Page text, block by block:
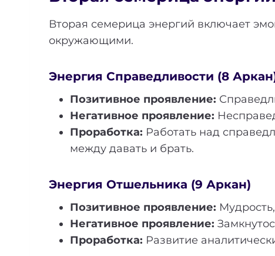
Вторая семерица энергий включает
окружающими.
Энергия Справедливости (8
Позитивное проявление:
Негативное проявление:
Проработка: Работать над
между давать и брать.
Энергия Отшельника (9 Аркан)
Позитивное проявление:
Негативное проявление:
Проработка: Развитие